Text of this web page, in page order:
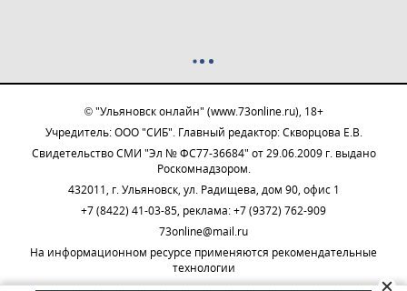
© "Ульяновск онлайн" (www.73online.ru), 18+
Учредитель: ООО "СИБ". Главный редактор: Скворцова Е.В.
Свидетельство СМИ "Эл № ФС77-36684" от 29.06.2009 г. выдано
Роскомнадзором.
432011, г. Ульяновск, ул. Радищева, дом 90, офис 1
+7 (8422) 41-03-85, реклама: +7 (9372) 762-909
73online@mail.ru
На информационном ресурсе применяются рекомендательные
технологии